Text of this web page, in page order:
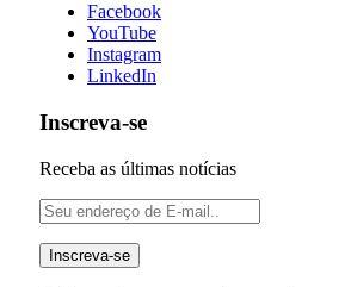
Facebook
YouTube
Instagram
LinkedIn
Inscreva-se
Receba as últimas notícias